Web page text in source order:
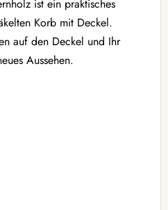
ist ein praktisches
Korb mit Deckel.
auf den Deckel und Ihr
Aussehen.